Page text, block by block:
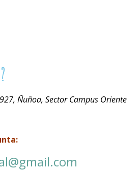
Ñuñoa, Sector Campus Oriente